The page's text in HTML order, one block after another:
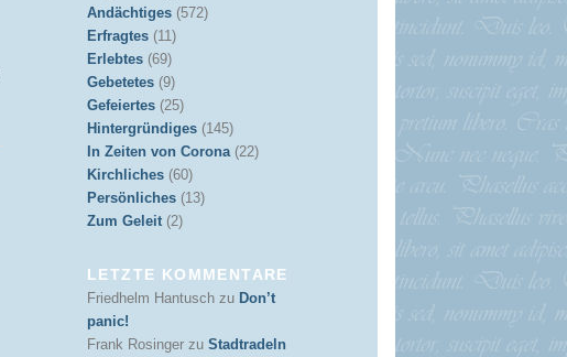
Andächtiges (572)
Erfragtes (11)
Erlebtes (69)
Gebetetes (9)
Gefeiertes (25)
Hintergründiges (145)
In Zeiten von Corona(22)
Kirchliches (60)
Persönliches (13)
Zum Geleit (2)
LETZTE KOMMENTARE
Friedhelm Hantusch zu Don’t
panic!
Frank Rosinger zu Stadtradeln